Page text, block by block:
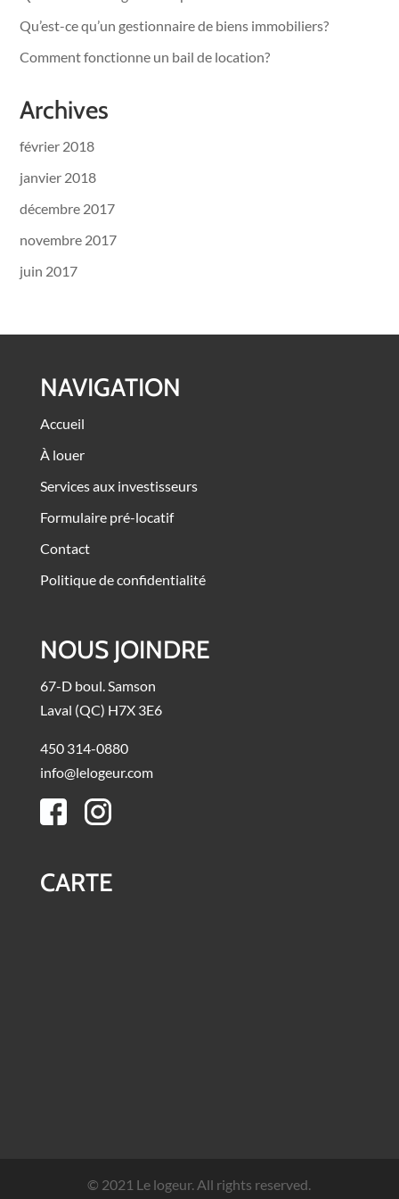
Qu’est-ce qu’un gestionnaire de biens immobiliers?
Comment fonctionne un bail de location?
Archives
février 2018
janvier 2018
décembre 2017
novembre 2017
juin 2017
NAVIGATION
Accueil
À louer
Services aux investisseurs
Formulaire pré-locatif
Contact
Politique de confidentialité
NOUS JOINDRE
67-D boul. Samson
Laval (QC) H7X 3E6
450 314-0880
info@lelogeur.com
CARTE
© 2021 Le logeur. All rights reserved.